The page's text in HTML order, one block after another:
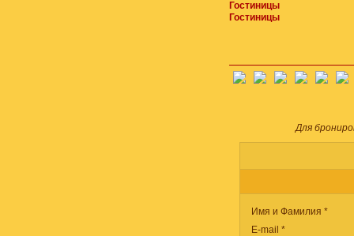
Гостиницы
Гостиницы
Для
Имя и Фамилия *
E-mail *